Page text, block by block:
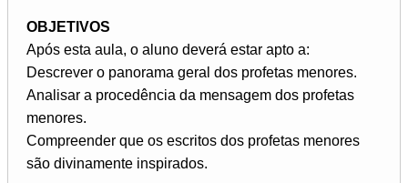
OBJETIVOS
Após esta aula, o aluno deverá estar apto a:
Descrever o panorama geral dos profetas menores.
Analisar a procedência da mensagem dos profetas
menores.
Compreender que os escritos dos profetas menores
são divinamente inspirados.